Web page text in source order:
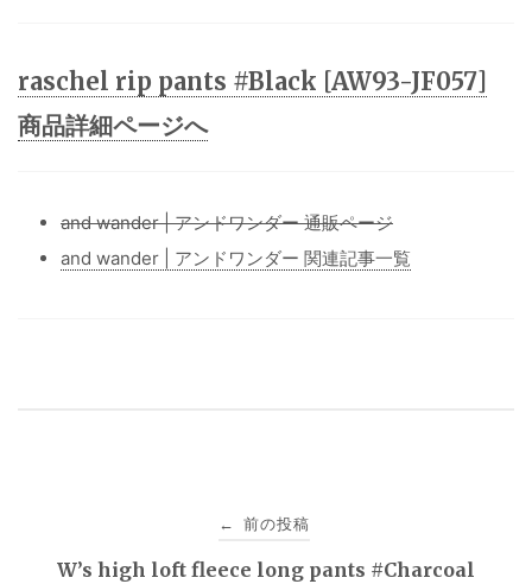
raschel rip pants #Black [AW93-JF057]
商品詳細ページへ
and wander | アンドワンダー 通販ページ
and wander | アンドワンダー 関連記事一覧
← 前の投稿
W’s high loft fleece long pants #Charcoal